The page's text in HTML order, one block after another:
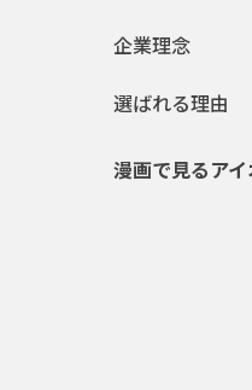
企業理念
選ばれる理由
漫画で見るア